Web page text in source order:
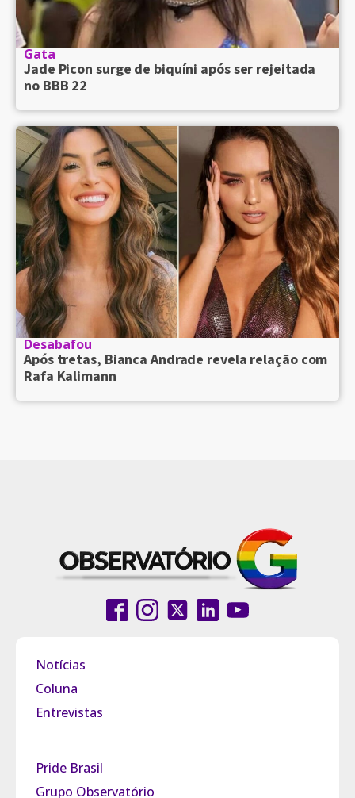
Gata
Jade Picon surge de biquíni após ser rejeitada
no BBB 22
Desabafou
Após tretas, Bianca Andrade revela relação com
Rafa Kalimann
Notícias
Coluna
Entrevistas
Pride Brasil
Grupo Observatório